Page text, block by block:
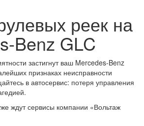
реек на
Benz GLC
застигнут ваш Mercedes-Benz
признаках неисправности
в автосервис: потеря управления
ждут сервисы компании «Вольтаж